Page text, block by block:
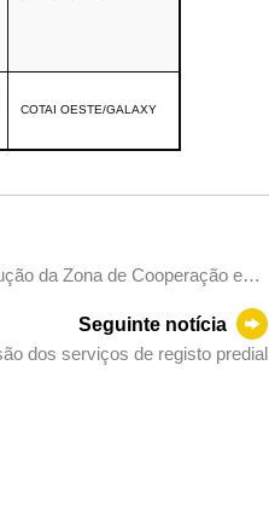
COTAI OESTE/GALAXY
da Zona de Cooperação em
Seguinte notícia
dos serviços de registo predial